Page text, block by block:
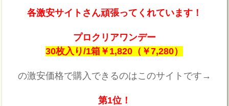
各激安サイトさん頑張ってくれています！
プロクリアワンデー
30枚入り/1箱￥1,820（￥7,280）
の激安価格で購入できるのはこのサイトです→
第1位！